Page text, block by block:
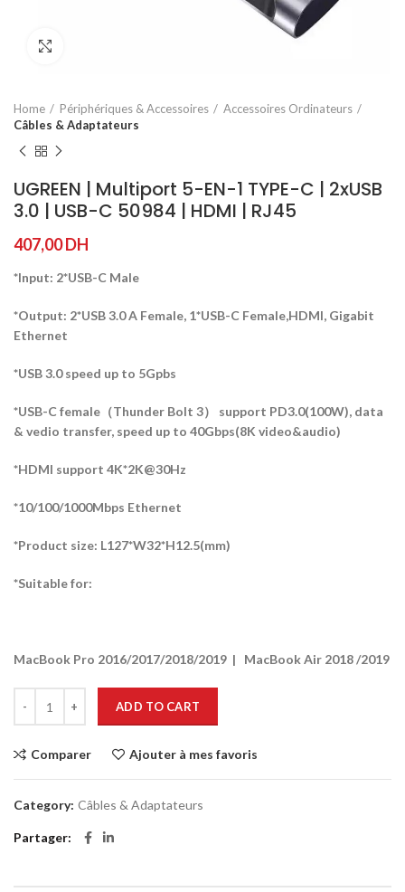
Home Périphériques & Accessoires
Accessoires Ordinateurs
Câbles & Adaptateurs
UGREEN | Multiport 5-EN-1 TYPE-C | 2xUSB
3.0 | USB-C 50984 | HDMI | RJ45
407,00DH
*Input: 2*USB-C Male
*Output: 2*USB 3.0 A Female, 1*USB-C Female,HDMI, Gigabit
Ethernet
*USB 3.0 speed up to 5Gpbs
*USB-C female（Thunder Bolt 3） support PD3.0(100W), data
& vedio transfer, speed up to 40Gbps(8K video&audio)
*HDMI support 4K*2K@30Hz
*10/100/1000Mbps Ethernet
*Product size: L127*W32*H12.5(mm)
*Suitable for:
MacBook Pro 2016/2017/2018/2019 | MacBook Air 2018 /2019
ADD TO CART
Comparer Ajouter à mes favoris
Category: Câbles & Adaptateurs
Partager